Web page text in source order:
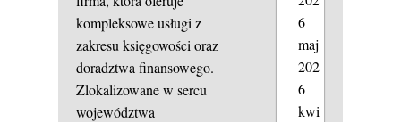
kompleksowe usługi z
zakresu księgowości oraz
doradztwa finansowego.
Zlokalizowane w sercu
województwa
6
maj
202
6
kwi